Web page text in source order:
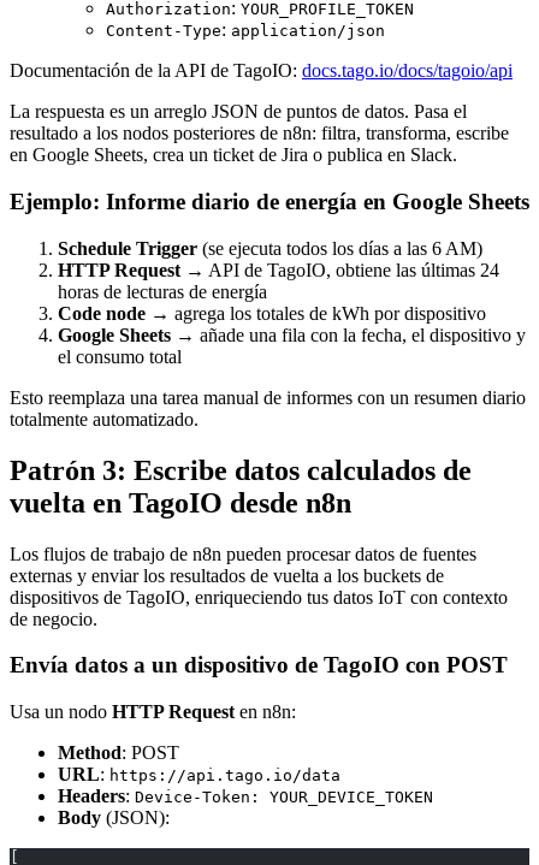
Authorization: YOUR_PROFILE_TOKEN
Content-Type: application/json
Documentación de la API de TagoIO: docs.tago.io/docs/tagoio/api
La respuesta es un arreglo JSON de puntos de datos. Pasa el
resultado a los nodos posteriores de n8n: filtra, transforma, escribe
en Google Sheets, crea un ticket de Jira o publica en Slack.
Ejemplo: Informe diario de energía en Google Sheets
Schedule Trigger (se ejecuta todos los días a las 6 AM)
HTTP Request → API de TagoIO, obtiene las últimas 24
horas de lecturas de energía
Code node → agrega los totales de kWh por dispositivo
Google Sheets → añade una fila con la fecha, el dispositivo y
el consumo total
Esto reemplaza una tarea manual de informes con un resumen diario
totalmente automatizado.
Patrón 3: Escribe datos calculados de
vuelta en TagoIO desde n8n
Los flujos de trabajo de n8n pueden procesar datos de fuentes
externas y enviar los resultados de vuelta a los buckets de
dispositivos de TagoIO, enriqueciendo tus datos IoT con contexto
de negocio.
Envía datos a un dispositivo de TagoIO con POST
Usa un nodo HTTP Request en n8n:
Method: POST
URL: https://api.tago.io/data
Headers: Device-Token: YOUR_DEVICE_TOKEN
Body (JSON):